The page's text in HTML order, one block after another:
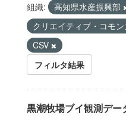
組織: 高知県水産振興部
クリエイティブ・コモ
CSV
フィルタ結果
黒潮牧場ブイ観測デ